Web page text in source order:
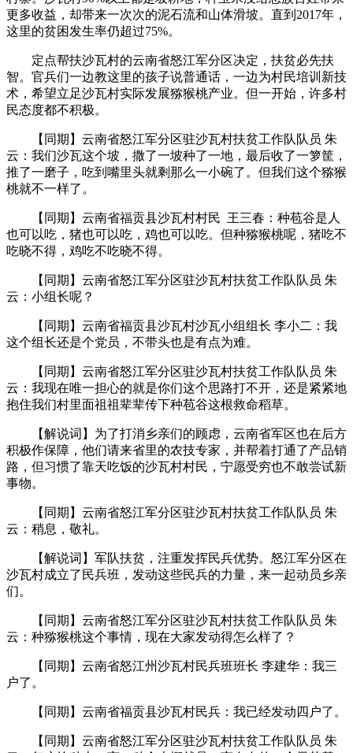
更多收益，却带来一次次的泥石流和山体滑坡。直到2017年，
这里的贫困发生率仍超过75%。
定点帮扶沙瓦村的云南省怒江军分区决定，扶贫必先扶
智。官兵们一边教这里的孩子说普通话，一边为村民培训新技
术，希望立足沙瓦村实际发展猕猴桃产业。但一开始，许多村
民态度都不积极。
【同期】云南省怒江军分区驻沙瓦村扶贫工作队队员 朱
云：我们沙瓦这个坡，撒了一坡种了一地，最后收了一箩筐，
推了一磨子，吃到嘴里头就剩那么一小碗了。但我们这个猕猴
桃就不一样了。
【同期】云南省福贡县沙瓦村村民 王三春：种苞谷是人
也可以吃，猪也可以吃，鸡也可以吃。但种猕猴桃呢，猪吃不
吃晓不得，鸡吃不吃晓不得。
【同期】云南省怒江军分区驻沙瓦村扶贫工作队队员 朱
云：小组长呢？
【同期】云南省福贡县沙瓦村沙瓦小组组长 李小二：我
这个组长还是个党员，不带头也是有点为难。
【同期】云南省怒江军分区驻沙瓦村扶贫工作队队员 朱
云：我现在唯一担心的就是你们这个思路打不开，还是紧紧地
抱住我们村里面祖祖辈辈传下种苞谷这根救命稻草。
【解说词】为了打消乡亲们的顾虑，云南省军区也在后方
积极作保障，他们请来省里的农技专家，并帮着打通了产品销
路，但习惯了靠天吃饭的沙瓦村村民，宁愿受穷也不敢尝试新
事物。
【同期】云南省怒江军分区驻沙瓦村扶贫工作队队员 朱
云：稍息，敬礼。
【解说词】军队扶贫，注重发挥民兵优势。怒江军分区在
沙瓦村成立了民兵班，发动这些民兵的力量，来一起动员乡亲
们。
【同期】云南省怒江军分区驻沙瓦村扶贫工作队队员 朱
云：种猕猴桃这个事情，现在大家发动得怎么样了？
【同期】云南省怒江州沙瓦村民兵班班长 李建华：我三
户了。
【同期】云南省福贡县沙瓦村民兵：我已经发动四户了。
【同期】云南省怒江军分区驻沙瓦村扶贫工作队队员 朱